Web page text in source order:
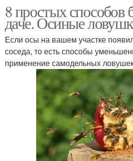
8 простых способов
даче. Осиные
Если осы на вашем участке
соседа, то есть способы
применение самодельных